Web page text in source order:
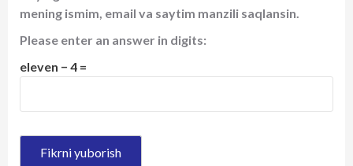
mening ismim, email va saytim manzili saqlansin.
Please enter an answer in digits:
eleven − 4 =